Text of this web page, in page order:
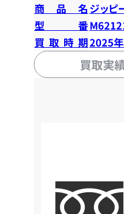
商品名 ジッピ
型番
買取時期2025
買取実